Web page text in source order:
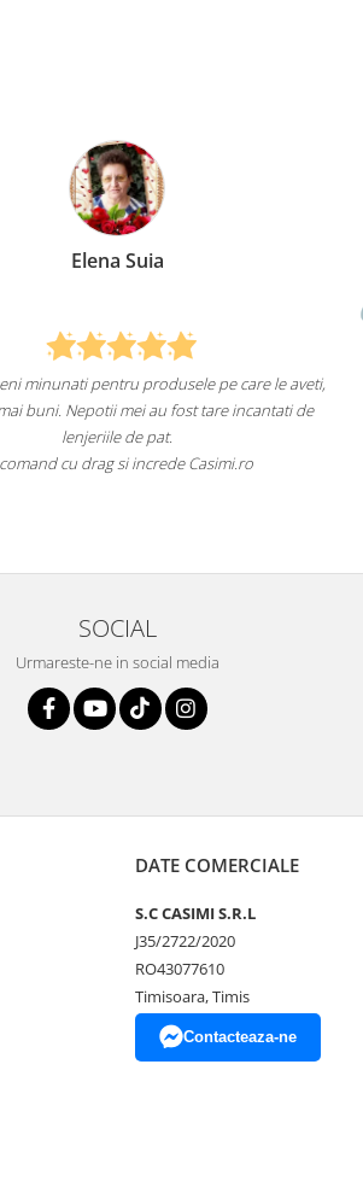
Elena Suia
minunati pentru produsele pe care le aveti,
buni. Nepotii mei au fost tare incantati de
lenjeriile de pat.
cu drag si increde Casimi.ro
SOCIAL
Urmareste-ne in social media
DATE COMERCIALE
S.C CASIMI S.R.L
J35/2722/2020
RO43077610
Timisoara, Timis
Contacteaza-ne